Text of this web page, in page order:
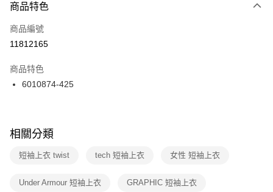
３．安心：先確認商品／服務後，再付款。
【「AFTEE先享後付」結帳流程】
１．於結帳方式選擇「AFTEE先享後付」後，將跳轉至「AFTEE先享後付」
２．訂單成立數日內，您將收到繳費通知簡訊。
３．收到繳費通知簡訊後14天內，點擊此簡訊中的連結，可透過四大超商／
ATM／網路銀行／等多元方式進行付款，方視為交易完成。
※ 交易是否成功請以「AFTEE先享後付 」之結帳頁面顯示為準，若有關於
是否繳費成功／繳費後需取消欲退款等相關疑問，請聯繫「AFTEE先享後付
客戶支援中心」https://netprotections.freshdesk.com/support/home
１．透過由恩沛科技股份有限公司提供之「AFTEE先享後付」服務完成之交
每筆NT$100，滿NT$1,500(含以上)免運費
宅配
每筆NT$100，滿NT$1,500(含以上)免運費
付款後門市自取
每筆NT$100，滿NT$1,500(含以上)免運費
商品特色
商品編號
11812165
商品特色
6010874-425
相關分類
短袖上衣 twist tech 短袖上衣 女性 短袖上衣
Under Armour 短袖上衣 GRAPHIC 短袖上衣